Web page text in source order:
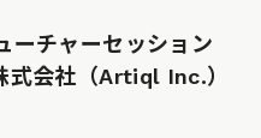
ーチャーセッション
式会社（Artiql Inc.）